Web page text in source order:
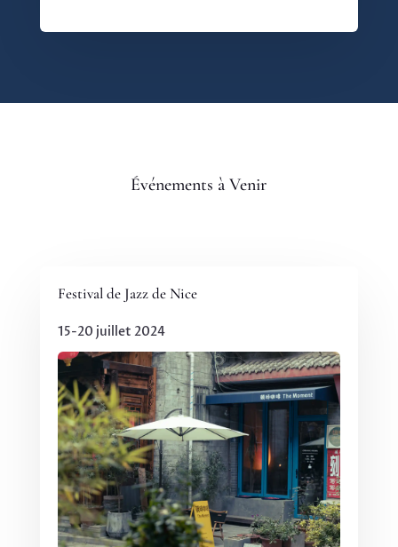
Événements à Venir
Festival de Jazz de Nice
15-20 juillet 2024